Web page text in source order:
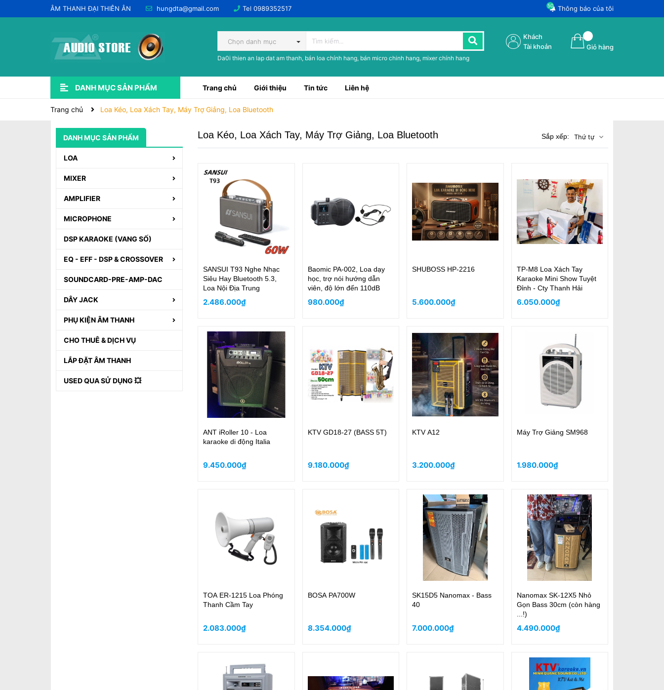
ÂM THANH ĐẠI THIÊN ÂN hungdta@gmail.com Tel 0989352517 Thông báo của tôi
50
Chọn danh mục
Da0i thien an lap dat am thanh, bán loa chính hang, bán micro chinh hang, mixer chính hang
Giỏ hàng
Khách
Tài khoản
DANH MỤC SẢN PHẨM Trang chủ Giới thiệu Tin tức Liên hệ
Trang chủ Loa Kéo, Loa Xách Tay, Máy Trợ Giảng, Loa Bluetooth
DANH MỤC SẢN PHẨM
LOA
MIXER
AMPLIFIER
MICROPHONE
DSP KARAOKE (VANG SỐ)
EQ - EFF - DSP & CROSSOVER
SOUNDCARD-PRE-AMP-DAC
DÂY JACK
PHỤ KIỆN ÂM THANH
CHO THUÊ & DỊCH VỤ
LẮP ĐẶT ÂM THANH
USED QUA SỬ DỤNG 💥
Loa Kéo, Loa Xách Tay, Máy Trợ Giảng, Loa Bluetooth Sắp xếp: Thứ tự
SANSUI T93 Nghe Nhạc
Siêu Hay Bluetooth 5.3,
Loa Nội Địa Trung
2.486.000₫
Baomic PA-002, Loa dạy
học, trợ nói hướng dẫn
viên, độ lớn đến 110dB
980.000₫
SHUBOSS HP-2216
5.600.000₫
TP-M8 Loa Xách Tay
Karaoke Mini Show Tuyệt
Đỉnh - Cty Thanh Hải
6.050.000₫
ANT iRoller 10 - Loa
karaoke di động Italia
9.450.000₫
KTV GD18-27 (BASS 5T)
9.180.000₫
KTV A12
3.200.000₫
Máy Trợ Giảng SM968
1.980.000₫
TOA ER-1215 Loa Phóng
Thanh Cầm Tay
2.083.000₫
BOSA PA700W
8.354.000₫
SK15D5 Nanomax - Bass
40
7.000.000₫
Nanomax SK-12X5 Nhỏ
Gọn Bass 30cm (còn hàng
...!)
4.490.000₫